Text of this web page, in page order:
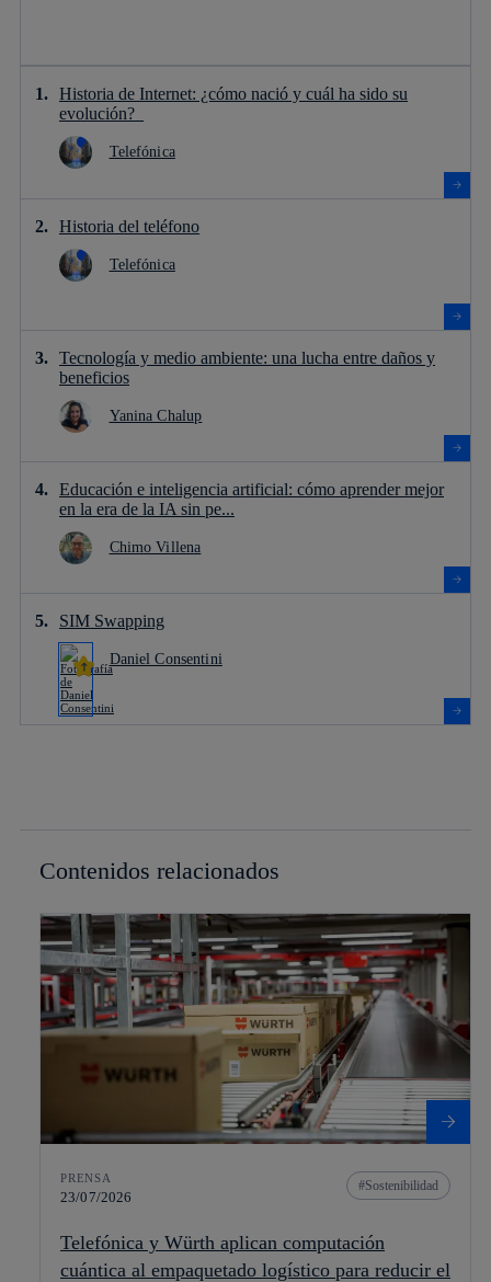
Historia de Internet: ¿cómo nació y cuál ha sido su
evolución?
Telefónica
Historia del teléfono
Telefónica
Tecnología y medio ambiente: una lucha entre daños y
beneficios
Yanina Chalup
Educación e inteligencia artificial: cómo aprender mejor
en la era de la IA sin pe...
Chimo Villena
SIM Swapping
Daniel Consentini
Contenidos relacionados
PRENSA
23/07/2026
Sostenibilidad
Telefónica y Würth aplican computación
cuántica al empaquetado logístico para reducir el